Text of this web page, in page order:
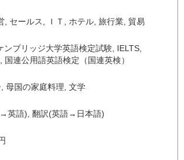
セールス ＩＴ ホテル 旅行業 貿易
ンブリッジ大学英語検定試験 IELTS
国連公用語英語検定（国連英検）
母国の家庭料理 文学
英語) 翻訳(英語→日本語)